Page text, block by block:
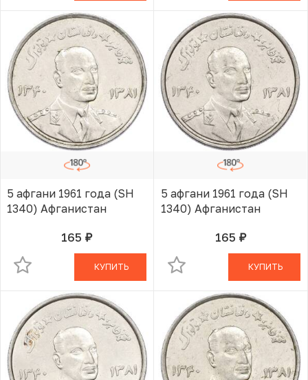
5 афгани 1961 года (SH
1340) Афганистан
165 руб.В КОРЗИНЕ
КУПИТЬ
5 афгани 1961 года (SH
1340) Афганистан
165 руб.В КОРЗИНЕ
КУПИТЬ